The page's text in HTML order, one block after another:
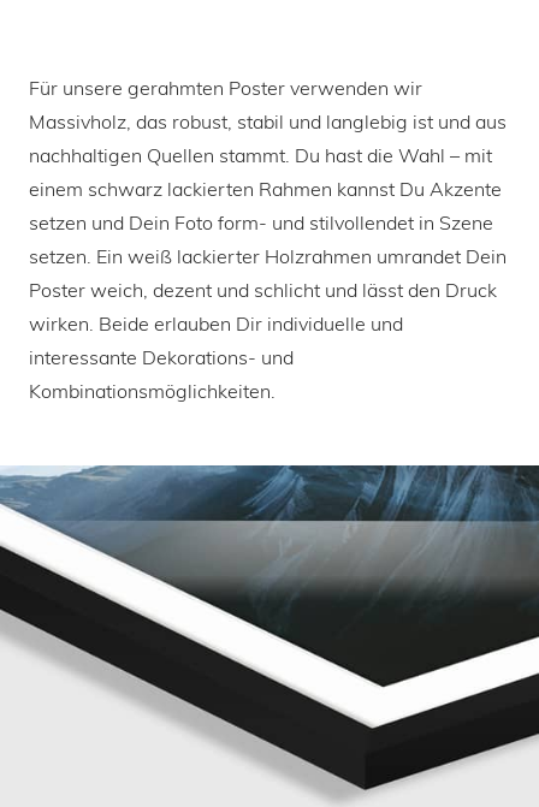
Für unsere gerahmten Poster verwenden wir
Massivholz, das robust, stabil und langlebig ist und aus
nachhaltigen Quellen stammt. Du hast die Wahl – mit
einem schwarz lackierten Rahmen kannst Du Akzente
setzen und Dein Foto form- und stilvollendet in Szene
setzen. Ein weiß lackierter Holzrahmen umrandet Dein
Poster weich, dezent und schlicht und lässt den Druck
wirken. Beide erlauben Dir individuelle und
interessante Dekorations- und
Kombinationsmöglichkeiten.